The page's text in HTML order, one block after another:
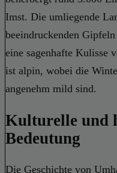
Imst. Die umliegende
beeindruckenden
eine sagenhafte Kulisse
ist alpin, wobei die
angenehm mild sind.
Kulturelle und
Bedeutung
Die Geschichte von